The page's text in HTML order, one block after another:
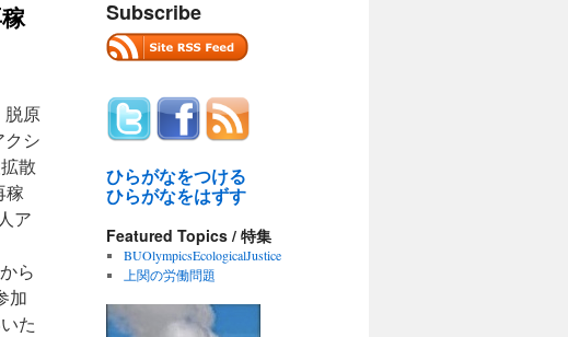
脱原
クシ
散
稼
ア
ら
加
た
Subscribe
ひらがなをつける
ひらがなをはずす
Featured Topics / 特集
BUOlympicsEcologicalJustice
上関の労働問題